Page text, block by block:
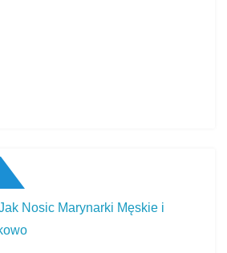
Nosic Marynarki Męskie i